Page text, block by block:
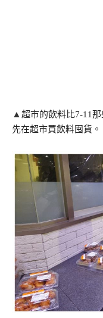
▲ 超市的飲料比7-11
先在超市買飲料囤貨。